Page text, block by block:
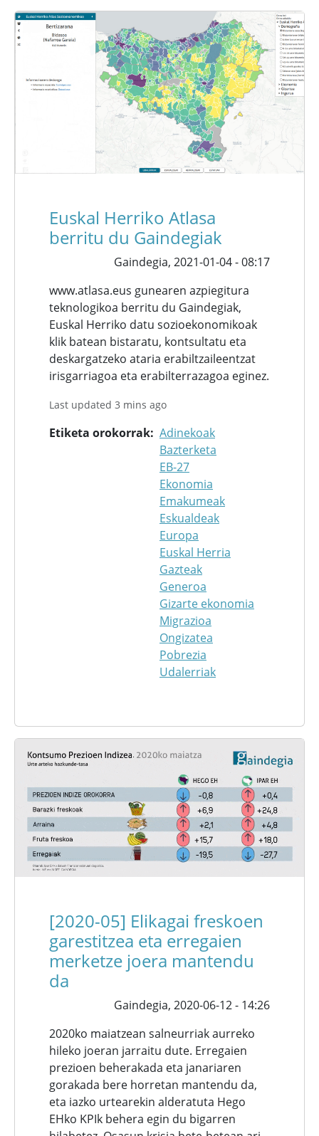
Euskal Herriko Atlasa
berritu du Gaindegiak
Gaindegia, 2021-01-04 - 08:17
www.atlasa.eus gunearen azpiegitura
teknologikoa berritu du Gaindegiak,
Euskal Herriko datu sozioekonomikoak
klik batean bistaratu, kontsultatu eta
deskargatzeko ataria erabiltzaileentzat
irisgarriagoa eta erabilterrazagoa eginez.
Last updated 3 mins ago
Etiketa orokorrak Adinekoak
Bazterketa
EB-27
Ekonomia
Emakumeak
Eskualdeak
Europa
Euskal Herria
Gazteak
Generoa
Gizarte ekonomia
Migrazioa
Ongizatea
Pobrezia
Udalerriak
[2020-05] Elikagai freskoen
garestitzea eta erregaien
merketze joera mantendu
da
Gaindegia, 2020-06-12 - 14:26
2020ko maiatzean salneurriak aurreko
hileko joeran jarraitu dute. Erregaien
prezioen beherakada eta janariaren
gorakada bere horretan mantendu da,
eta iazko urtearekin alderatuta Hego
EHko KPIk behera egin du bigarren